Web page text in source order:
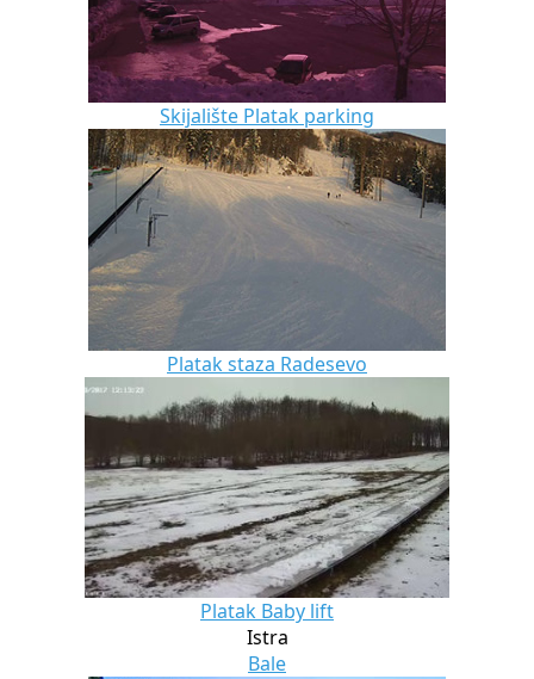
Skijalište Platak parking
Platak staza Radesevo
Platak Baby lift
Istra
Bale